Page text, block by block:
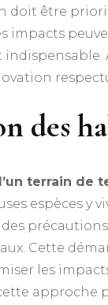
être
impacts
des
terrain de
espèces y
Cette
les